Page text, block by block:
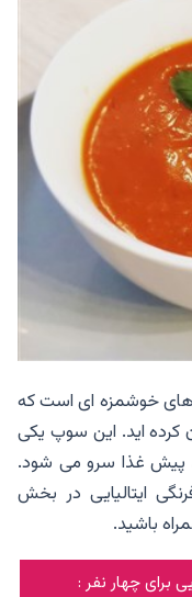
های خوشمزه ای است که
کرده اید. این سوپ یکی
پیش غذا سرو می شود.
ایتالیایی در بخش
باشید.
برای چهار نفر :